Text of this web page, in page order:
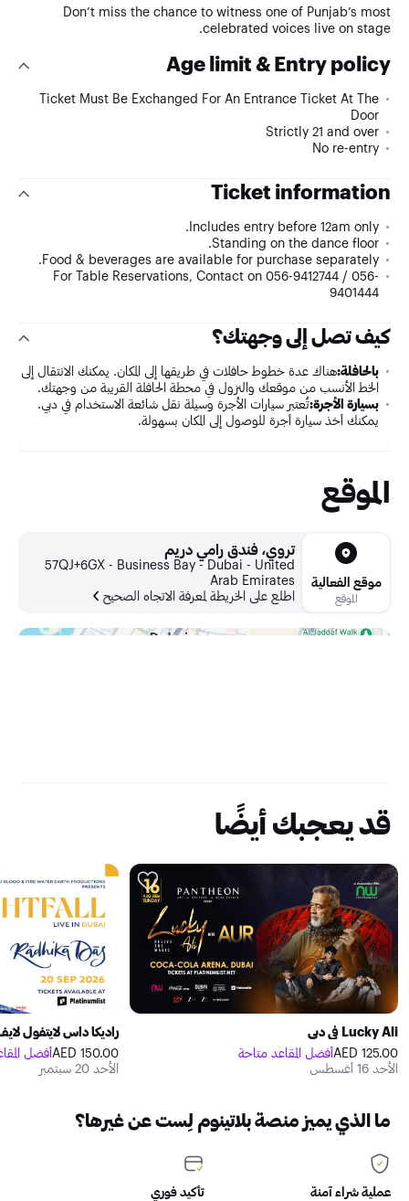
Don’t miss the chance to witness one of Punjab’s most
celebrated voices live on stage.
Age limit & Entry policy
Ticket Must Be Exchanged For An Entrance Ticket At The
Door
Strictly 21 and over
No re-entry
Ticket information
Includes entry before 12am only.
Standing on the dance floor.
Food & beverages are available for purchase separately.
For Table Reservations, Contact on 056-9412744 / 056-
9401444
كيف تصل إلى وجهتك؟
بالحافلة:هناك عدة خطوط حافلات في طريقها إلى المكان. يمكنك الانتقال إلى
الخط الأنسب من موقعك والنزول في محطة الحافلة القريبة من وجهتك.
بسيارة الأجرة:تُعتبر سيارات الأجرة وسيلة نقل شائعة الاستخدام في دبي.
يمكنك أخذ سيارة أجرة للوصول إلى المكان بسهولة.
الموقع
موقع الفعالية
الموقع
تروي، فندق رامي دريم
57QJ+6GX - Business Bay - Dubai - United
Arab Emirates
اطلع على الخريطة لمعرفة الاتجاه الصحيح
قد يعجبك أيضًا
Lucky Ali في دبي
125.00 AED
أفضل المقاعد متاحة
الأحد 16 أغسطس
راديكا داس لايتفول
150.00 AED
أفضل
الأحد 20 سبتمبر
ما الذي يميز منصة بلاتينوم لِست عن غيرها؟
عملية شراء آمنة
تأكيد فوري